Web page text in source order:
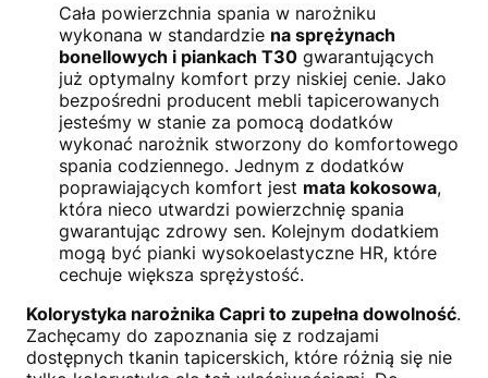
Cała powierzchnia spania w narożniku
wykonana w standardzie na sprężynach
bonellowych i piankach T30 gwarantujących
już optymalny komfort przy niskiej cenie. Jako
bezpośredni producent mebli tapicerowanych
jesteśmy w stanie za pomocą dodatków
wykonać narożnik stworzony do komfortowego
spania codziennego. Jednym z dodatków
poprawiających komfort jest mata kokosowa,
która nieco utwardzi powierzchnię spania
gwarantując zdrowy sen. Kolejnym dodatkiem
mogą być pianki wysokoelastyczne HR, które
cechuje większa sprężystość.
Kolorystyka narożnika Capri to zupełna dowolność.
Zachęcamy do zapoznania się z rodzajami
dostępnych tkanin tapicerskich, które różnią się nie